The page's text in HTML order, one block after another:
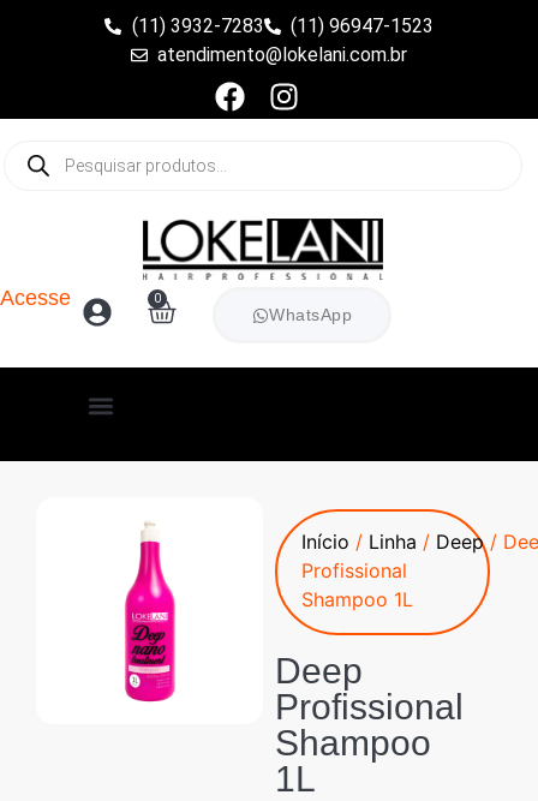
(11) 3932-7283
(11) 96947-1523
atendimento@lokelani.com.br
Acesse 0
WhatsApp
Início / Linha / Deep/
Profissional
Shampoo 1L
Deep
Profissional
Shampoo
1L